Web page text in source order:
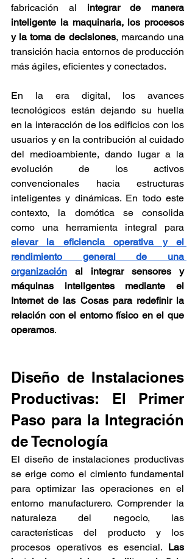
fabricación al integrar de manera
inteligente la maquinaria, los procesos
y la toma de decisiones, marcando una
transición hacia entornos de producción
más ágiles, eficientes y conectados.
En la era digital, los avances
tecnológicos están dejando su huella
en la interacción de los edificios con los
usuarios y en la contribución al cuidado
del medioambiente, dando lugar a la
evolución de los activos
convencionales hacia estructuras
inteligentes y dinámicas. En todo este
contexto, la domótica se consolida
elevar la eficiencia operativa y el
rendimiento general de una
organización al integrar sensores y
máquinas inteligentes mediante el
Internet de las Cosas para redefinir la
relación con el entorno físico en el que
operamos.
Diseño de Instalaciones
Productivas: El Primer
Paso para la Integración
de Tecnología
El diseño de instalaciones productivas
se erige como el cimiento fundamental
para optimizar las operaciones en el
entorno manufacturero. Comprender la
naturaleza del negocio, las
características del producto y los
procesos operativos es esencial. Las